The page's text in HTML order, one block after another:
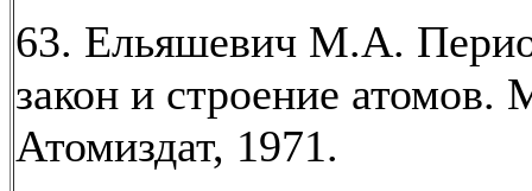
63. Ельяшевич М.А.
закон и строение атомов.
Атомиздат, 1971.